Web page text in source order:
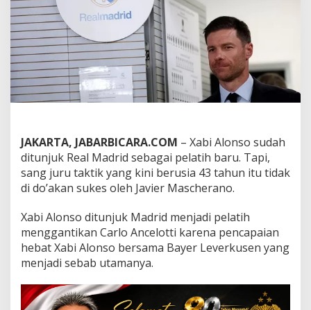
a
a
n
T
i
d
a
u
k
s
e
s
i
R
e
a
a
JAKARTA, JABARBICARA.COM – Xabi Alonso sudah
ditunjuk Real Madrid sebagai pelatih baru. Tapi,
sang juru taktik yang kini berusia 43 tahun itu tidak
di do’akan sukes oleh Javier Mascherano.
Xabi Alonso ditunjuk Madrid menjadi pelatih
menggantikan Carlo Ancelotti karena pencapaian
hebat Xabi Alonso bersama Bayer Leverkusen yang
menjadi sebab utamanya.